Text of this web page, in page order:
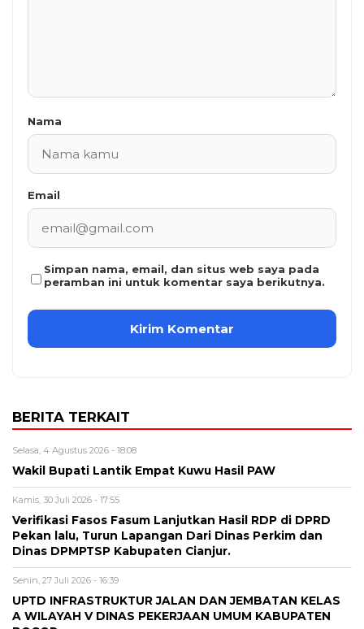
Nama
Email
Simpan nama, email, dan situs web saya pada
peramban ini untuk komentar saya berikutnya.
BERITA TERKAIT
Selasa, 4 Agustus 2026 - 18:08
Wakil Bupati Lantik Empat Kuwu Hasil PAW
Kamis, 30 Juli 2026 - 17:55
Verifikasi Fasos Fasum Lanjutkan Hasil RDP di DPRD
Pekan lalu, Turun Lapangan Dari Dinas Perkim dan
Dinas DPMPTSP Kabupaten Cianjur.
Senin, 27 Juli 2026 - 16:39
UPTD INFRASTRUKTUR JALAN DAN JEMBATAN KELAS
A WILAYAH V DINAS PEKERJAAN UMUM KABUPATEN